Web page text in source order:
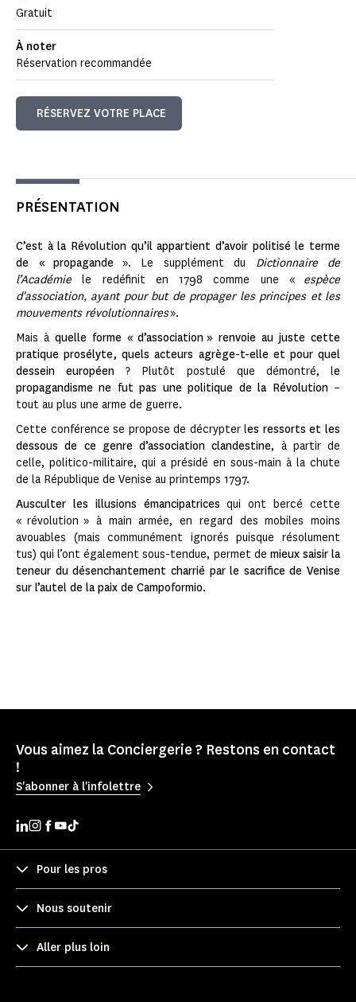
Gratuit
À noter
Réservation recommandée
RÉSERVEZ VOTRE PLACE
PRÉSENTATION
C’est à la Révolution qu’il appartient d’avoir politisé le terme
de « propagande ». Le supplément du Dictionnaire de
l’Académiele redéfinit en 1798 comme une « espèce
d'association, ayant pour but de propager les principes et les
mouvements révolutionnaires».
Mais àquelle forme « d’association » renvoie au juste cette
pratique prosélyte, quels acteurs agrège-t-elle et pour quel
dessein européen ? Plutôt postulé que démontré, le
propagandisme ne fut pas une politique de la Révolution–
tout au plus une arme de guerre.
Cette conférence se propose de décrypter les ressorts et les
dessous de ce genre d’association clandestine, à partir de
celle, politico-militaire, qui a présidé en sous-main à la chute
de la République de Venise au printemps 1797.
Ausculter les illusions émancipatrices qui ont bercé cette
« révolution » à main armée, en regard des mobiles moins
avouables (mais communément ignorés puisque résolument
tus) qui l’ont également sous-tendue, permet de mieux saisir la
teneur du désenchantement charrié par le sacrifice de Venise
sur l’autel de la paix de Campoformio.
Vous aimez la Conciergerie ? Restons en contact
!
S'abonner à l'infolettre
Pour les pros
Nous soutenir
Aller plus loin